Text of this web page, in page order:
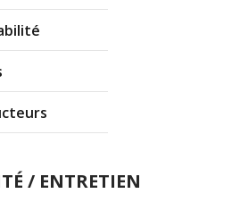
/ ENTRETIEN